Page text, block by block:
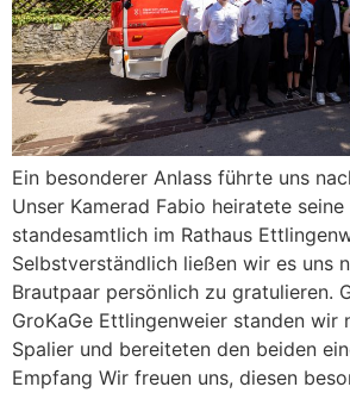
Ein besonderer Anlass führte uns
Unser Kamerad Fabio heiratete seine
standesamtlich im Rathaus
Selbstverständlich ließen wir es uns
Brautpaar persönlich zu gratulieren.
GroKaGe Ettlingenweier standen wir
Spalier und bereiteten den beiden
Empfang Wir freuen uns, diesen